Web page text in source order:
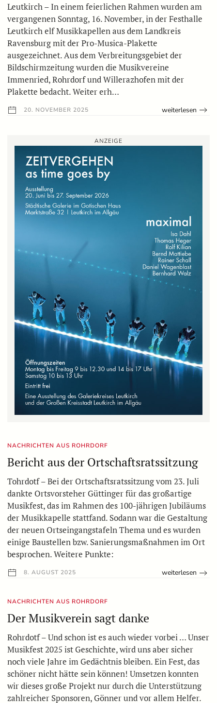
Leutkirch – In einem feierlichen Rahmen wurden am
vergangenen Sonntag, 16. November, in der Festhalle
Leutkirch elf Musikkapellen aus dem Landkreis
Ravensburg mit der Pro-Musica-Plakette
ausgezeichnet. Aus dem Verbreitungsgebiet der
Bildschirmzeitung wurden die Musikvereine
Immenried, Rohrdorf und Willerazhofen mit der
Plakette bedacht. Weiter erh…
20. NOVEMBER 2025 weiterlesen
ANZEIGE
NACHRICHTEN AUS ROHRDORF
Bericht aus der Ortschaftsratssitzung
Tohrdotf – Bei der Ortschaftsratssitzung vom 23. Juli
dankte Ortsvorsteher Güttinger für das großartige
Musikfest, das im Rahmen des 100-jährigen Jubiläums
der Musikkapelle stattfand. Sodann war die Gestaltung
der neuen Ortseingangstafeln Thema und es wurden
einige Baustellen bzw. Sanierungsmaßnahmen im Ort
besprochen. Weitere Punkte:
8. AUGUST 2025 weiterlesen
NACHRICHTEN AUS ROHRDORF
Der Musikverein sagt danke
Rohrdotf – Und schon ist es auch wieder vorbei … Unser
Musikfest 2025 ist Geschichte, wird uns aber sicher
noch viele Jahre im Gedächtnis bleiben. Ein Fest, das
schöner nicht hätte sein können! Umsetzen konnten
wir dieses große Projekt nur durch die Unterstützung
zahlreicher Sponsoren, Gönner und vor allem Helfer.